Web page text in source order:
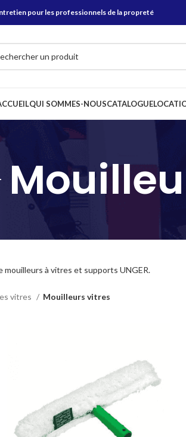
pour les professionnels de la propreté
QUI SOMMES-NOUSCATALOGUE
mouilleurs à vitres et supports UNGER.
vitres Mouilleurs vitres